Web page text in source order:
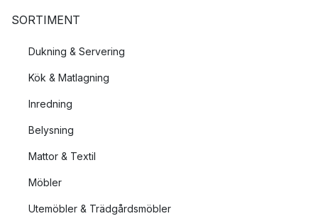
SORTIMENT
Dukning & Servering
Kök & Matlagning
Inredning
Belysning
Mattor & Textil
Möbler
Utemöbler & Trädgårdsmöbler